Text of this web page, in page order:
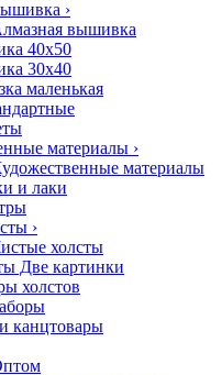
›
вышивка
40x50
30x40
маленькая
материалы ›
материалы
и лаки
›
холсты
Две картинки
холстов
канцтовары